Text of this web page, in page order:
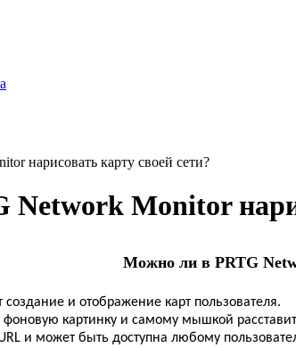
нарисовать карту своей сети?
Monitor
Можно ли в PRTG
и отображение карт пользователя.
картинку и самому мышкой
и может быть доступна любому